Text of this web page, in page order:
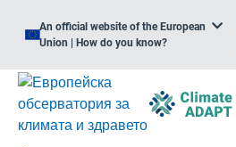
An official website of the European
Union | How do you know?